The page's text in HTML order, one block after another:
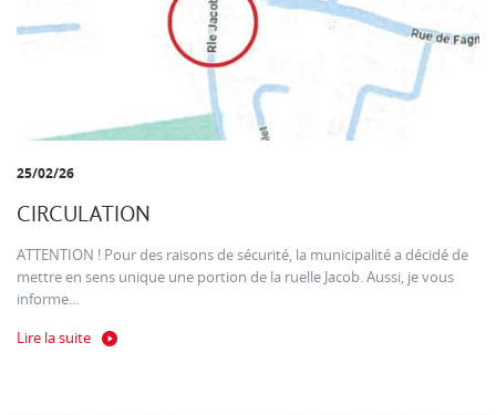
25/02/26
CIRCULATION
ATTENTION ! Pour des raisons de sécurité, la municipalité a décidé de
mettre en sens unique une portion de la ruelle Jacob. Aussi, je vous
informe...
Lire la suite